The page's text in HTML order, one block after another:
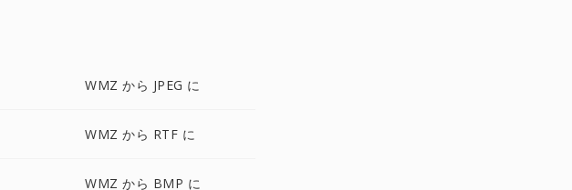
WMZ から JPEG に
WMZ から RTF に
WMZ から BMP に